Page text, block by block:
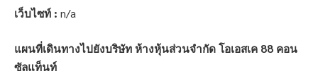
เว็บไซท์ : n/a
แผนที่เดินทางไปยังบริษัท ห้างหุ้นส่วนจำกัด โอเอสเค 88 คอน
ซัลแท็นท์